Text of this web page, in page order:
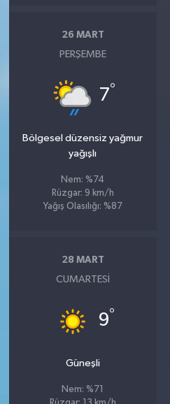
26 MART
PERŞEMBE
7°
Bölgesel düzensiz yağmur
yağışlı
Nem: %74
Rüzgar: 9 km/h
Yağış Olasılığı: %87
28 MART
CUMARTESI
9°
Güneşli
Nem: %71